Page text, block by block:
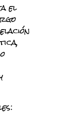
el